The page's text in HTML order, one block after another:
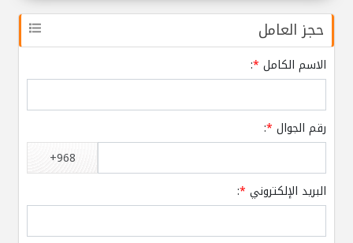
حجز العامل
الاسم الكامل *
:
رقم الجوال *
:
+968
البريد الإلكتروني *
: